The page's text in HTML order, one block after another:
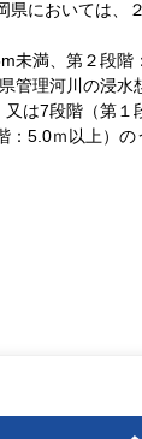
においては
満、第２段
理河川の浸
は7段階（第
5.0ｍ以上）